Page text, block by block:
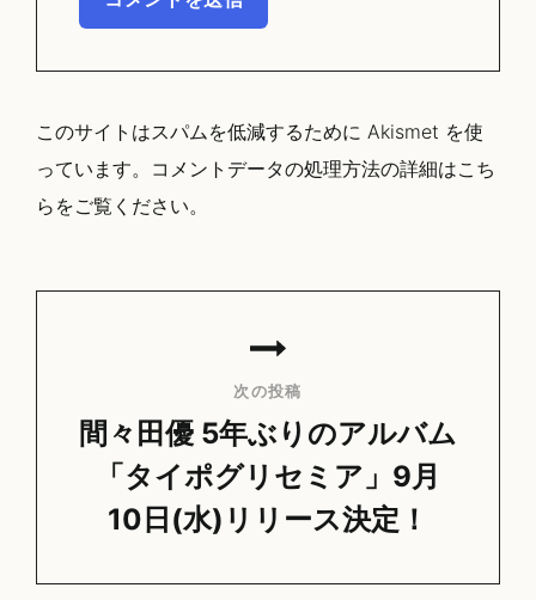
このサイトはスパムを低減するために Akismet を使
っています。 コメントデータの処理方法の詳細はこち
らをご覧ください。
ョ
次の投稿
間々田優 5年ぶりのアルバム
「タイポグリセミア」9月
10日(水)リリース決定！